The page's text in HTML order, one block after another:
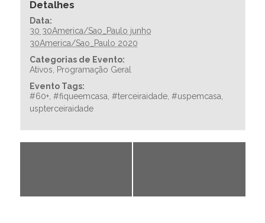
Detalhes
Data:
30 30America/Sao_Paulo junho
30America/Sao_Paulo 2020
Categorias de Evento:
Ativos
Programação Geral
Evento Tags:
#60+, #fiqueemcasa #terceiraidade, #uspemcasa
uspterceiraidade